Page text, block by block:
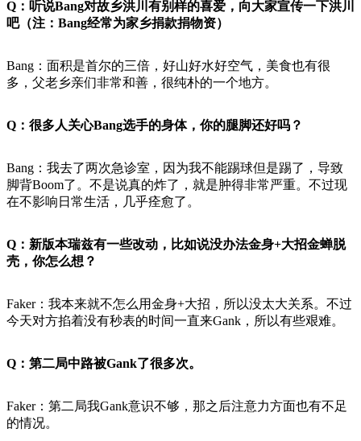
Q：听说Bang对故乡洪川有别样的喜爱，向大家宣传一下洪川
吧（注：Bang经常为家乡捐款捐物资）
Bang：面积是首尔的三倍，好山好水好空气，美食也有很
多，父老乡亲们非常和善，很纯朴的一个地方。
Q：很多人关心Bang选手的身体，你的腿脚还好吗？
Bang：我去了两次急诊室，因为我不能踢球但是踢了，导致
脚背Boom了。不是说真的炸了，就是肿得非常严重。不过现
在不影响日常生活，几乎痊愈了。
Q：新版本瑞兹有一些改动，比如说没办法金身+大招金蝉脱
壳，你怎么想？
Faker：我本来就不怎么用金身+大招，所以没太大关系。不过
今天对方掐着没有秒表的时间一直来Gank，所以有些艰难。
Q：第二局中路被Gank了很多次。
Faker：第二局我Gank意识不够，那之后注意力方面也有不足
的情况。